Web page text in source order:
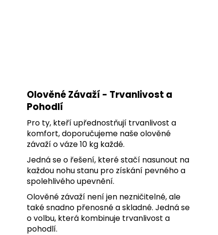
Olověné Závaží - Trvanlivost a
Pohodlí
Pro ty, kteří upřednostňují trvanlivost a
komfort, doporučujeme naše olověné
závaží o váze 10 kg každé.
Jedná se o řešení, které stačí nasunout na
každou nohu stanu pro získání pevného a
spolehlivého upevnění.
Olověné závaží není jen nezničitelné, ale
také snadno přenosné a skladné. Jedná se
o volbu, která kombinuje trvanlivost a
pohodlí.